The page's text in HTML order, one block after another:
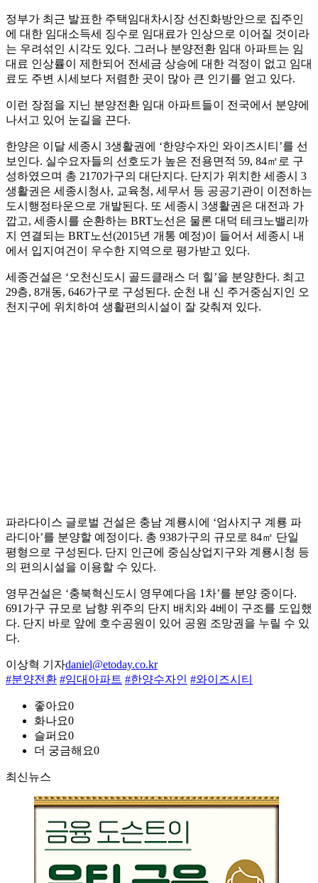
정부가 최근 발표한 주택임대차시장 선진화방안으로 집주인
에 대한 임대소득세 징수로 임대료가 인상으로 이어질 것이라
는 우려섞인 시각도 있다. 그러나 분양전환 임대 아파트는 임
대료 인상률이 제한되어 전세금 상승에 대한 걱정이 없고 임대
료도 주변 시세보다 저렴한 곳이 많아 큰 인기를 얻고 있다.
이런 장점을 지닌 분양전환 임대 아파트들이 전국에서 분양에
나서고 있어 눈길을 끈다.
한양은 이달 세종시 3생활권에 ‘한양수자인 와이즈시티’를 선
보인다. 실수요자들의 선호도가 높은 전용면적 59, 84㎡로 구
성하였으며 총 2170가구의 대단지다. 단지가 위치한 세종시 3
생활권은 세종시청사, 교육청, 세무서 등 공공기관이 이전하는
도시행정타운으로 개발된다. 또 세종시 3생활권은 대전과 가
깝고, 세종시를 순환하는 BRT노선은 물론 대덕 테크노밸리까
지 연결되는 BRT노선(2015년 개통 예정)이 들어서 세종시 내
에서 입지여건이 우수한 지역으로 평가받고 있다.
세종건설은 ‘오천신도시 골드클래스 더 힐’을 분양한다. 최고
29층, 8개동, 646가구로 구성된다. 순천 내 신 주거중심지인 오
천지구에 위치하여 생활편의시설이 잘 갖춰져 있다.
파라다이스 글로벌 건설은 충남 계룡시에 ‘엄사지구 계룡 파
라디아’를 분양할 예정이다. 총 938가구의 규모로 84㎡ 단일
평형으로 구성된다. 단지 인근에 중심상업지구와 계룡시청 등
의 편의시설을 이용할 수 있다.
영무건설은 ‘충북혁신도시 영무예다음 1차’를 분양 중이다.
691가구 규모로 남향 위주의 단지 배치와 4베이 구조를 도입했
다. 단지 바로 앞에 호수공원이 있어 공원 조망권을 누릴 수 있
다.
이상혁 기자daniel@etoday.co.kr
#분양전환 #임대아파트 #한양수자인 #와이즈시티
좋아요0
화나요0
슬퍼요0
더 궁금해요0
최신뉴스